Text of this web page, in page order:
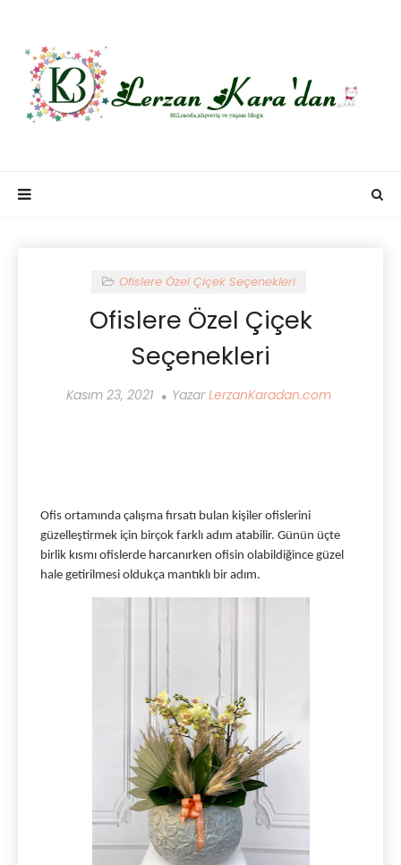
Ofislere Özel Çiçek Seçenekleri
Ofislere Özel Çiçek
Seçenekleri
Kasım 23, 2021 Yazar LerzanKaradan.com
Ofis ortamında çalışma fırsatı bulan kişiler ofislerini
güzelleştirmek için birçok farklı adım atabilir. Günün üçte
birlik kısmı ofislerde harcanırken ofisin olabildiğince güzel
hale getirilmesi oldukça mantıklı bir adım.